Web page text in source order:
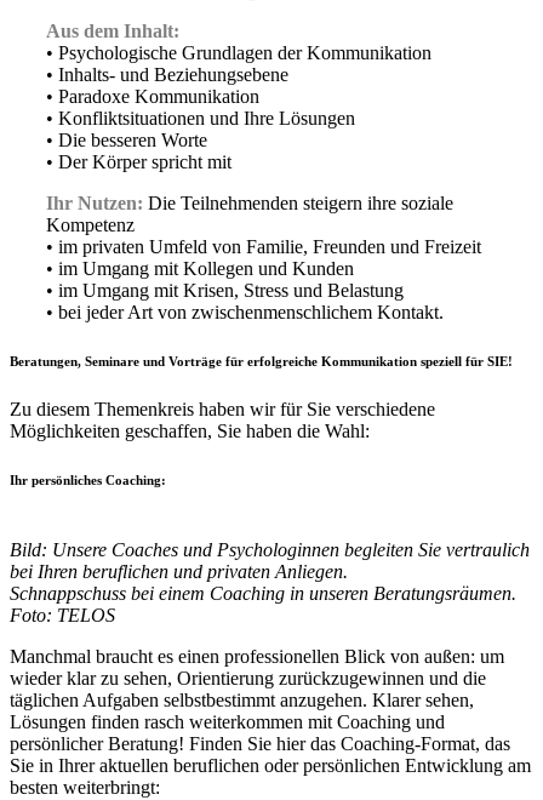
Aus dem Inhalt:
• Psychologische Grundlagen der Kommunikation
• Inhalts- und Beziehungsebene
• Paradoxe Kommunikation
• Konfliktsituationen und Ihre Lösungen
• Die besseren Worte
• Der Körper spricht mit
Ihr Nutzen: Die Teilnehmenden steigern ihre soziale
Kompetenz
• im privaten Umfeld von Familie, Freunden und Freizeit
• im Umgang mit Kollegen und Kunden
• im Umgang mit Krisen, Stress und Belastung
• bei jeder Art von zwischenmenschlichem Kontakt.
Beratungen, Seminare und Vorträge für erfolgreiche Kommunikation speziell für SIE!
Zu diesem Themenkreis haben wir für Sie verschiedene
Möglichkeiten geschaffen, Sie haben die Wahl:
Ihr persönliches Coaching:
Bild: Unsere Coaches und Psychologinnen begleiten Sie vertraulich
bei Ihren beruflichen und privaten Anliegen.
Schnappschuss bei einem Coaching in unseren Beratungsräumen.
Foto: TELOS
Manchmal braucht es einen professionellen Blick von außen: um
wieder klar zu sehen, Orientierung zurückzugewinnen und die
täglichen Aufgaben selbstbestimmt anzugehen. Klarer sehen,
Lösungen finden rasch weiterkommen mit Coaching und
persönlicher Beratung! Finden Sie hier das Coaching-Format, das
Sie in Ihrer aktuellen beruflichen oder persönlichen Entwicklung am
besten weiterbringt: